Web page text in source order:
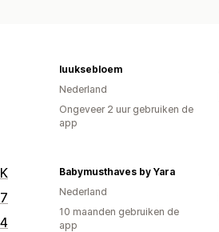
4
luuksebloem
Nederland
Ongeveer 2 uur gebruiken de
app
Babymusthaves by Yara
Nederland
10 maanden gebruiken de
app